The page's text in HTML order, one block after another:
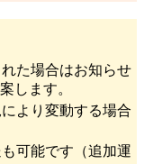
た場合はお知らせ
します。
より変動する場合
可能です（追加運